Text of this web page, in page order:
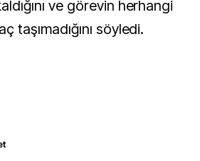
ve görevin herhangi
taşımadığını söyledi.